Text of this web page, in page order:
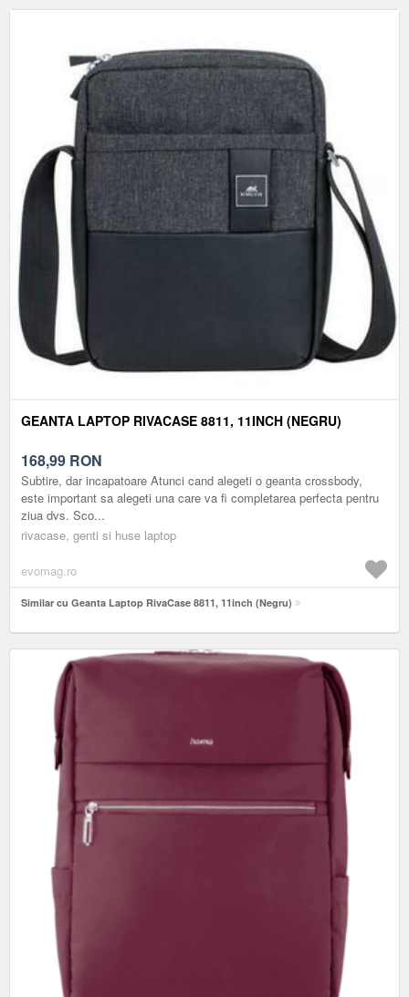
GEANTA LAPTOP RIVACASE 8811, 11INCH (NEGRU)
168,99 RON
Subtire, dar incapatoare Atunci cand alegeti o geanta crossbody,
este important sa alegeti una care va fi completarea perfecta pentru
ziua dvs. Sco...
rivacase, genti si huse laptop
evomag.ro
Similar cu Geanta Laptop RivaCase 8811, 11inch (Negru)